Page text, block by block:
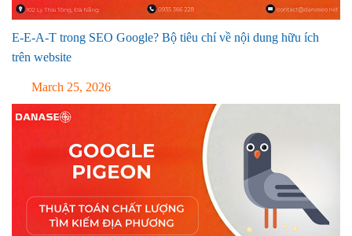
E-E-A-T trong SEO Google? Bộ tiêu chí về nội dung hữu ích
trên website
March 25, 2026